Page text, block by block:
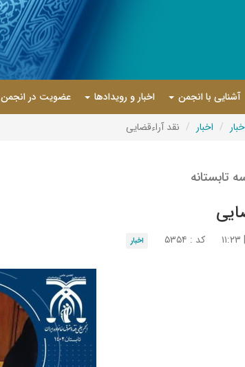
آشنایی با انجمن اخبار و رویدادها عضویت در انجمن
اخبار نقد آراءقضایی
تابستانه
کد : ۵۳۵۴ اخبار